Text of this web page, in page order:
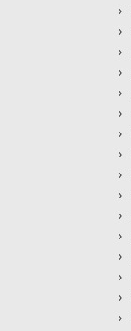
›
›
›
›
›
›
›
›
›
›
›
›
›
›
›
›